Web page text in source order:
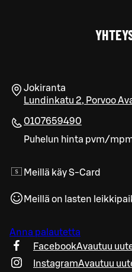
Jokiranta
Lundinkatu 2, Porvoo
0107659490
Puhelun hinta pvm/
Meillä käy S-Card
Meillä on lasten
Anna palautetta
FacebookAvautuu
InstagramAvautuu